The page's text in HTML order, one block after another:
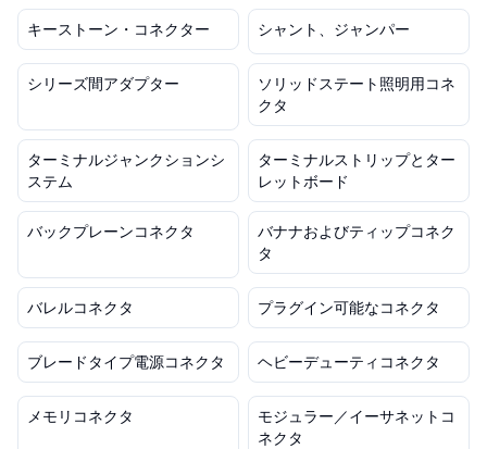
キーストーン・コネクター シャント、ジャンパー
シリーズ間アダプター
ソリッドステート照明用コネ
クタ
ターミナルジャンクションシ
ステム
ターミナルストリップとター
レットボード
バックプレーンコネクタ
バナナおよびティップコネク
タ
バレルコネクタ プラグイン可能なコネクタ
ブレードタイプ電源コネクタ ヘビーデューティコネクタ
メモリコネクタ
モジュラー／イーサネットコ
ネクタ